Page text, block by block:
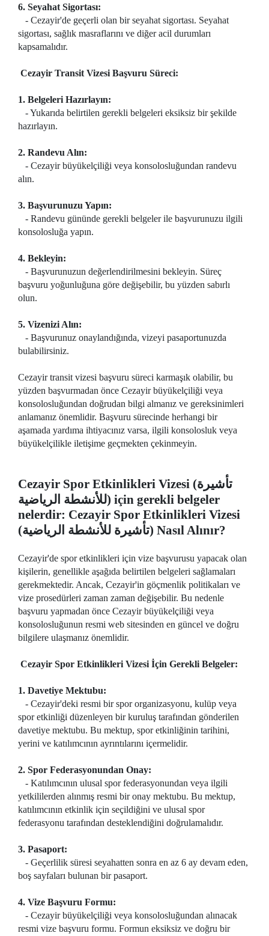
6. Seyahat Sigortası:
- Cezayir'de geçerli olan bir seyahat sigortası. Seyahat
sigortası, sağlık masraflarını ve diğer acil durumları
kapsamalıdır.
Cezayir Transit Vizesi Başvuru Süreci:
1. Belgeleri Hazırlayın:
- Yukarıda belirtilen gerekli belgeleri eksiksiz bir şekilde
hazırlayın.
2. Randevu Alın:
- Cezayir büyükelçiliği veya konsolosluğundan randevu
alın.
3. Başvurunuzu Yapın:
- Randevu gününde gerekli belgeler ile başvurunuzu ilgili
konsolosluğa yapın.
4. Bekleyin:
- Başvurunuzun değerlendirilmesini bekleyin. Süreç
başvuru yoğunluğuna göre değişebilir, bu yüzden sabırlı
olun.
5. Vizenizi Alın:
- Başvurunuz onaylandığında, vizeyi pasaportunuzda
bulabilirsiniz.
Cezayir transit vizesi başvuru süreci karmaşık olabilir, bu
yüzden başvurmadan önce Cezayir büyükelçiliği veya
konsolosluğundan doğrudan bilgi almanız ve gereksinimleri
anlamanız önemlidir. Başvuru sürecinde herhangi bir
aşamada yardıma ihtiyacınız varsa, ilgili konsolosluk veya
büyükelçilikle iletişime geçmekten çekinmeyin.
Cezayir Spor Etkinlikleri Vizesi (تأشيرة
للأنشطة الرياضية) için gerekli belgeler
nelerdir: Cezayir Spor Etkinlikleri Vizesi
(تأشيرة للأنشطة الرياضية) Nasıl Alınır?
Cezayir'de spor etkinlikleri için vize başvurusu yapacak olan
kişilerin, genellikle aşağıda belirtilen belgeleri sağlamaları
gerekmektedir. Ancak, Cezayir'in göçmenlik politikaları ve
vize prosedürleri zaman zaman değişebilir. Bu nedenle
başvuru yapmadan önce Cezayir büyükelçiliği veya
konsolosluğunun resmi web sitesinden en güncel ve doğru
bilgilere ulaşmanız önemlidir.
Cezayir Spor Etkinlikleri Vizesi İçin Gerekli Belgeler:
1. Davetiye Mektubu:
- Cezayir'deki resmi bir spor organizasyonu, kulüp veya
spor etkinliği düzenleyen bir kuruluş tarafından gönderilen
davetiye mektubu. Bu mektup, spor etkinliğinin tarihini,
yerini ve katılımcının ayrıntılarını içermelidir.
2. Spor Federasyonundan Onay:
- Katılımcının ulusal spor federasyonundan veya ilgili
yetkililerden alınmış resmi bir onay mektubu. Bu mektup,
katılımcının etkinlik için seçildiğini ve ulusal spor
federasyonu tarafından desteklendiğini doğrulamalıdır.
3. Pasaport:
- Geçerlilik süresi seyahatten sonra en az 6 ay devam eden,
boş sayfaları bulunan bir pasaport.
4. Vize Başvuru Formu:
- Cezayir büyükelçiliği veya konsolosluğundan alınacak
resmi vize başvuru formu. Formun eksiksiz ve doğru bir